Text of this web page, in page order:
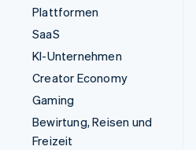
Plattformen
SaaS
KI-Unternehmen
Creator Economy
Gaming
Bewirtung, Reisen und
Freizeit